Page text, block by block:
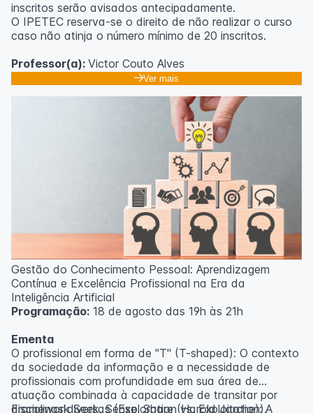
inscritos serão avisados ​​antecipadamente.
O IPETEC reserva-se o direito de não realizar o curso
caso não atinja o número mínimo de 20 inscritos.
Professor(a): Victor Couto Alves
Ver mais
Gestão do Conhecimento Pessoal: Aprendizagem
Contínua e Excelência Profissional na Era da
Inteligência Artificial
Programação: 18 de agosto das 19h às 21h
Ementa
O profissional em forma de "T" (T-shaped): O contexto
da sociedade da informação e a necessidade de
profissionais com profundidade em sua área de
atuação combinada à capacidade de transitar por
disciplinas diversas (Exploration vs. Exploitation).
Framework Seek, Sense, Share (Harold Jarche): A